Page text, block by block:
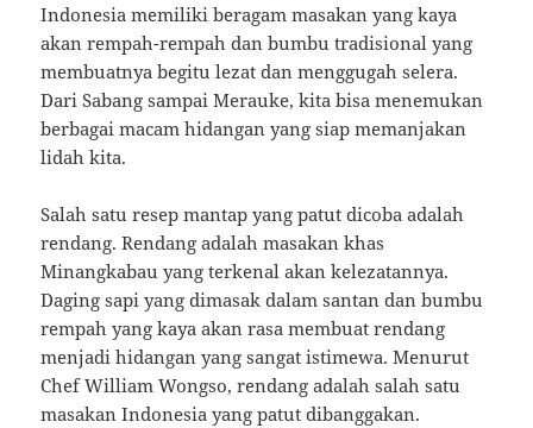
Indonesia memiliki beragam masakan yang kaya
akan rempah-rempah dan bumbu tradisional yang
membuatnya begitu lezat dan menggugah selera.
Dari Sabang sampai Merauke, kita bisa menemukan
berbagai macam hidangan yang siap memanjakan
lidah kita.
Salah satu resep mantap yang patut dicoba adalah
rendang. Rendang adalah masakan khas
Minangkabau yang terkenal akan kelezatannya.
Daging sapi yang dimasak dalam santan dan bumbu
rempah yang kaya akan rasa membuat rendang
menjadi hidangan yang sangat istimewa. Menurut
Chef William Wongso, rendang adalah salah satu
masakan Indonesia yang patut dibanggakan.